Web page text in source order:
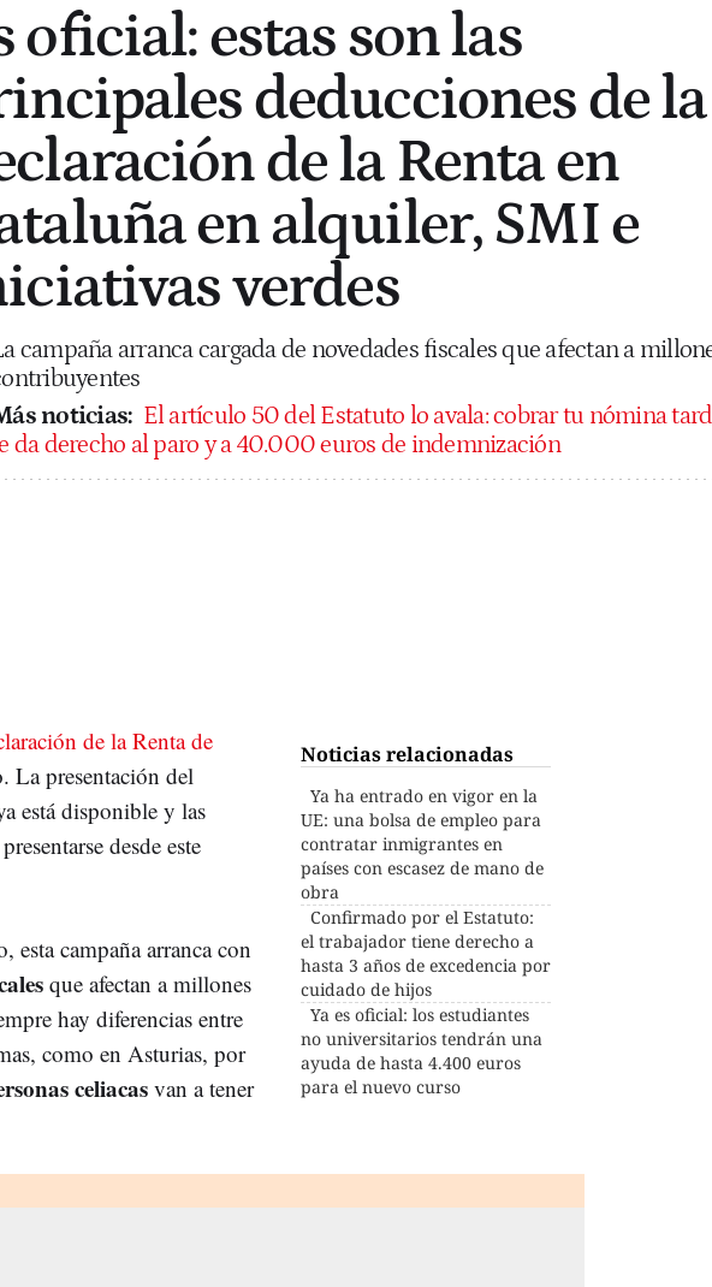
oficial: estas son las
deducciones de la
de la Renta en
en alquiler, SMI e
verdes
campaña arranca cargada de novedades fiscales que afectan a
noticias: El artículo 50 del Estatuto lo avala: cobrar tu nómina
da derecho al paro y a 40.000 euros de indemnización
Noticias relacionadas
Ya ha entrado en vigor en la
UE: una bolsa de empleo para
contratar inmigrantes en
países con escasez de mano de
obra
Confirmado por el Estatuto:
el trabajador tiene derecho a
hasta 3 años de excedencia por
cuidado de hijos
Ya es oficial: los estudiantes
no universitarios tendrán una
ayuda de hasta 4.400 euros
para el nuevo curso
de la Renta de
La presentación del
está disponible y las
desde este
esta campaña arranca con
que afectan a millones
hay diferencias entre
como en Asturias, por
celiacas van a tener